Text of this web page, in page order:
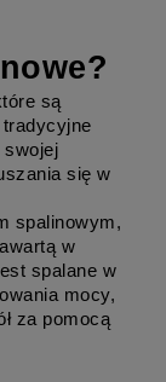
są
swojej
się w
spalinowym,
w
spalane w
mocy,
za pomocą